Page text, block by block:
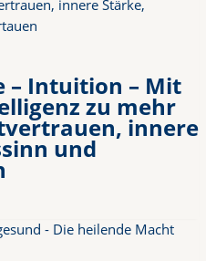
– Intuition – Mit
zu mehr
innere
und